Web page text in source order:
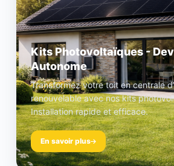
Kits Photovoltaïques -
Autonome
Transformez votre toit en centrale
renouvelable avec nos kits
Installation rapide et efficace.
En savoir plus